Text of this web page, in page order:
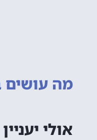
מה עושים
אולי